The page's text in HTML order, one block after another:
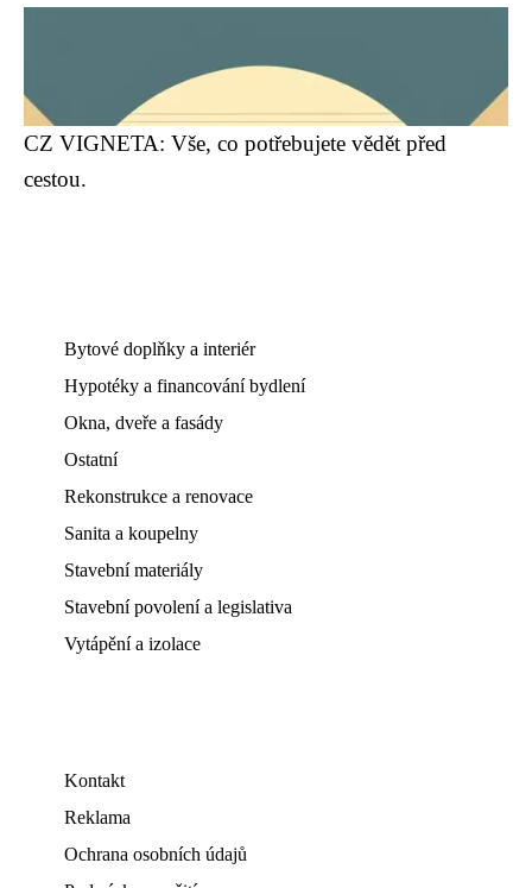
CZ VIGNETA: Vše, co potřebujete vědět před
cestou.
Bytové doplňky a interiér
Hypotéky a financování bydlení
Okna, dveře a fasády
Ostatní
Rekonstrukce a renovace
Sanita a koupelny
Stavební materiály
Stavební povolení a legislativa
Vytápění a izolace
Kontakt
Reklama
Ochrana osobních údajů